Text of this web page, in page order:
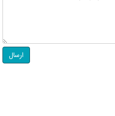
ارسال